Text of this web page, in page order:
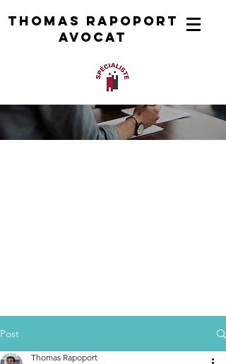
Thomas rapoport
AVOCAT
Post
Thomas Rapoport